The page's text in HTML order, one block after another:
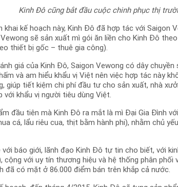
Kinh Đô cũng bắt đầu cuộc chinh phục thị
khai kế hoạch này, Kinh Đô đã hợp tác với Saigon
sẽ sản xuất mì gói ăn liền cho Kinh Đô
thiết bị gốc – thuê gia công).
giá của Kinh Đô, Saigon Vewong có dây
và am hiểu khẩu vị Việt nên việc hợp tác này
giúp tiết kiệm chi phí đầu tư cho sản xuất, nhà
với khẩu vị người tiêu dùng Việt.
đầu tiên mà Kinh Đô ra mắt là mì Đại Gia Đình
cá, lẩu riêu cua, thịt bằm hành phi), nhằm chủ
với báo giới, lãnh đạo Kinh Đô tự tin cho biết, với
cộng với uy tín thương hiệu và hệ thống phân
đã có mặt ở 86.000 điểm bán trên khắp cả nước.